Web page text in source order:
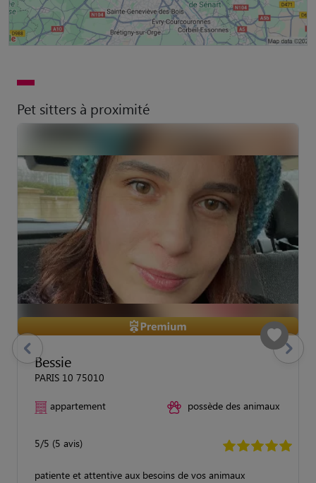
Pet sitters à proximité
Bessie
PARIS 10 75010
appartement possède des animaux
5/5 (5 avis)
patiente et attentive aux besoins de vos animaux
previous Suivant